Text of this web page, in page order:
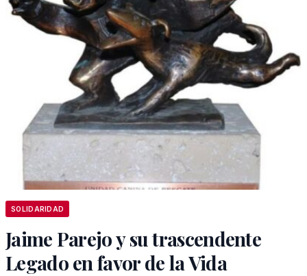
SOLIDARIDAD
Jaime Parejo y su trascendente
Legado en favor de la Vida